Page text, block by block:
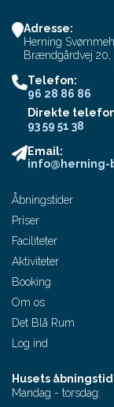
Adresse:
Herning
Brændgårdvej 20,
Telefon:
96 28 86 86
Direkte
93 59 51 38
Email:
info@herning-
Åbningstider
Priser
Faciliteter
Aktiviteter
Booking
Om os
Det Blå Rum
Log ind
Husets
Mandag - torsdag: